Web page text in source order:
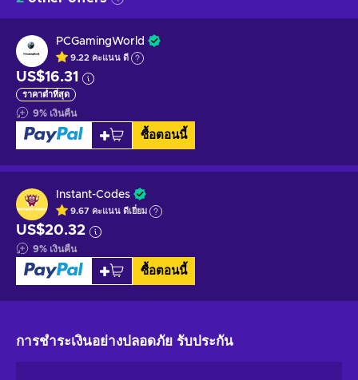
PCGamingWorld
9.22 คะแนน ดี
US$16.31
ราคาต่ำที่สุด
9% เงินคืน
ซื้อตอนนี้
Instant-Codes
9.67 คะแนน ดีเยี่ยม
US$20.32
9% เงินคืน
ซื้อตอนนี้
การชำระเงินอย่างปลอดภัย รับประกัน